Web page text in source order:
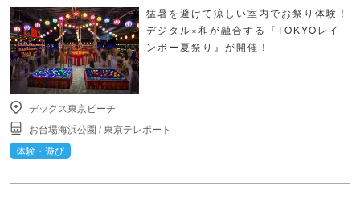
猛暑を避けて涼しい室内でお祭り体験！
デジタル×和が融合する『TOKYOレイ
ンボー夏祭り』が開催！
デックス東京ビーチ
お台場海浜公園 /東京テレポート
体験・遊び